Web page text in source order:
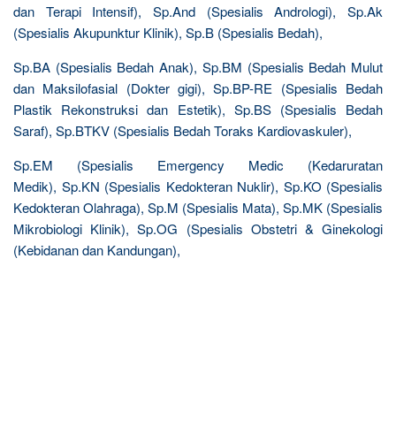
dan Terapi Intensif), Sp.And (Spesialis Andrologi), Sp.Ak
(Spesialis Akupunktur Klinik), Sp.B (Spesialis Bedah),
Sp.BA (Spesialis Bedah Anak), Sp.BM (Spesialis Bedah Mulut
dan Maksilofasial (Dokter gigi), Sp.BP-RE (Spesialis Bedah
Plastik Rekonstruksi dan Estetik), Sp.BS (Spesialis Bedah
Saraf), Sp.BTKV (Spesialis Bedah Toraks Kardiovaskuler),
Sp.EM (Spesialis Emergency Medic (Kedaruratan
Medik), Sp.KN (Spesialis Kedokteran Nuklir), Sp.KO (Spesialis
Kedokteran Olahraga), Sp.M (Spesialis Mata), Sp.MK (Spesialis
Mikrobiologi Klinik), Sp.OG (Spesialis Obstetri & Ginekologi
(Kebidanan dan Kandungan),